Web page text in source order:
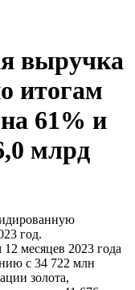
выручка
итогам
61% и
млрд
год.
месяцев 2023 года
с 34 722 млн
золота,